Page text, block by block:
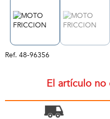
Ref. 48-96356
El artículo